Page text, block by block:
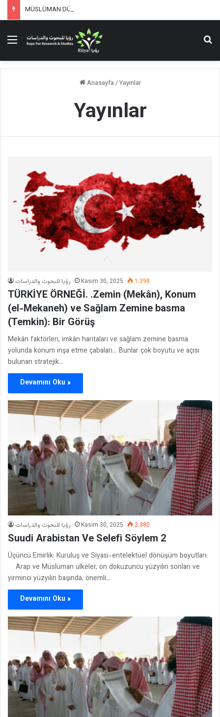
MÜSLÜMAN DÜŞÜNÜRLER, BATI VE MODERNLEŞME
Menü
Anasayfa /Yayınlar
Yayınlar
رؤيا للبحوث والدراسات Kasım 30, 2025 1.398
TÜRKİYE ÖRNEĞİ. .Zemin (Mekân), Konum
(el-Mekaneh) ve Sağlam Zemine basma
(Temkin): Bir Görüş
Mekân faktörleri, imkân haritaları ve sağlam zemine basma
yolunda konum inşa etme çabaları… Bunlar çok boyutu ve açısı
bulunan stratejik…
Devamını Oku »
رؤيا للبحوث والدراسات Kasım 30, 2025 2.380
Suudi Arabistan Ve Selefi Söylem 2
Üçüncü Emirlik: Kuruluş ve Siyasi-entelektüel dönüşüm boyutları:
Arap ve Müslüman ülkeler, on dokuzuncu yüzyılın sonları ve
yirminci yüzyılın başında, önemli…
Devamını Oku »